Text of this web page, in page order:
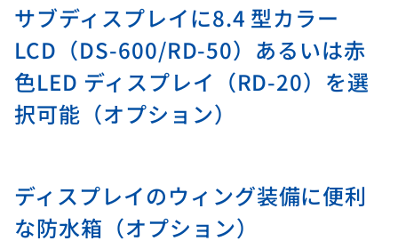
サブディスプレイに8.4 型カラー
LCD（DS-600/RD-50）あるいは赤
色LED ディスプレイ（RD-20）を選
択可能（オプション）
ディスプレイのウィング装備に便利
な防水箱（オプション）